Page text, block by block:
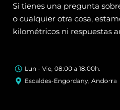
Si tienes una pregunta
o cualquier otra cosa,
kilométricos ni respuestas
Lun - Vie, 08:00 a 18:00h.
Escaldes-Engordany, Andorra